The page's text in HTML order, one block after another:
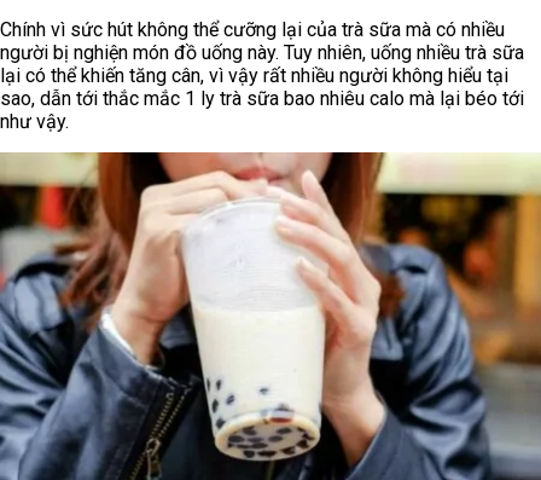
Chính vì sức hút không thể cưỡng lại của trà sữa mà có nhiều
người bị nghiện món đồ uống này. Tuy nhiên, uống nhiều trà sữa
lại có thể khiến tăng cân, vì vậy rất nhiều người không hiểu tại
sao, dẫn tới thắc mắc 1 ly trà sữa bao nhiêu calo mà lại béo tới
như vậy.